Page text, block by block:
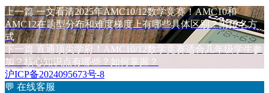
文
章
导
航
上一篇上
篇
文
章：
一文看清2025年AMC10/12数学竞赛！AMC10和
AMC12在题型分布和难度梯度上有哪些具体区别？附报名方
式
下一篇 下
篇
文
章：
直通顶尖学府！AMC10/12数学竞赛适合几年级学生参
加？核心知识点有哪些？如何掌握？
沪ICP备2024095673号-8
💬 在线客服